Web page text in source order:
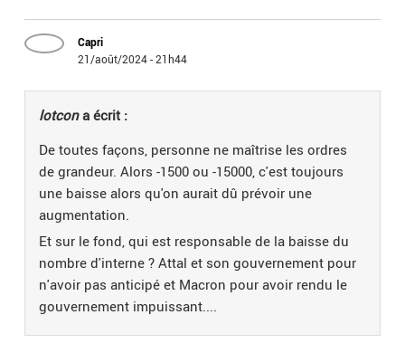
Capri
21/août/2024 - 21h44
lotcona écrit :
De toutes façons, personne ne maîtrise les ordres
de grandeur. Alors -1500 ou -15000, c'est toujours
une baisse alors qu'on aurait dû prévoir une
augmentation.
Et sur le fond, qui est responsable de la baisse du
nombre d'interne ? Attal et son gouvernement pour
n'avoir pas anticipé et Macron pour avoir rendu le
gouvernement impuissant....